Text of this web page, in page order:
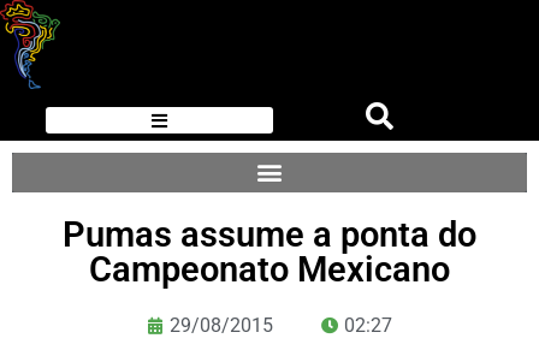
Pumas assume a ponta do
Campeonato Mexicano
29/08/2015 02:27